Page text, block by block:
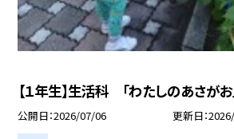
【１年生】生活科 「わたしのあさがお
公開日 2026/07/06 更新日